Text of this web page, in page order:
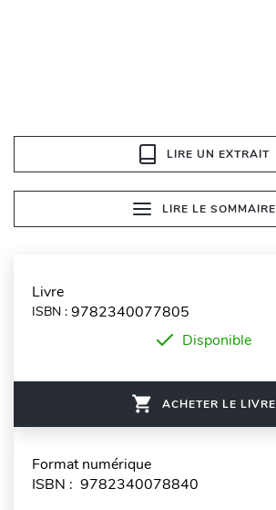
LIRE UN EXTRAIT
LIRE LE SOMMAIRE
Livre
ISBN : 9782340077805
Disponible
ACHETER LE LIVRE
Format numérique
ISBN : 9782340078840